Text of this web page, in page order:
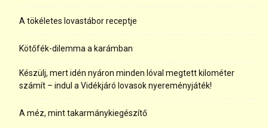
A tökéletes lovastábor receptje
Kötőfék-dilemma a karámban
Készülj, mert idén nyáron minden lóval megtett kilométer
számít – indul a Vidékjáró lovasok nyereményjáték!
A méz, mint takarmánykiegészítő